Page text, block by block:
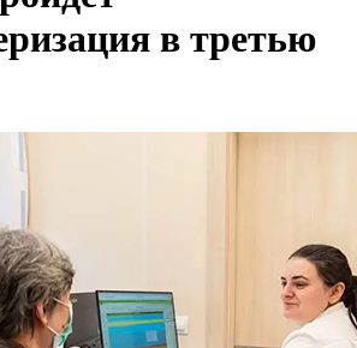
в третью